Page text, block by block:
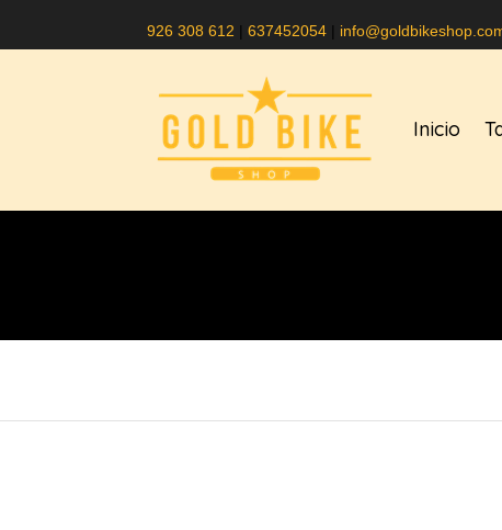
926 308 612 |637452054 |
Inicio